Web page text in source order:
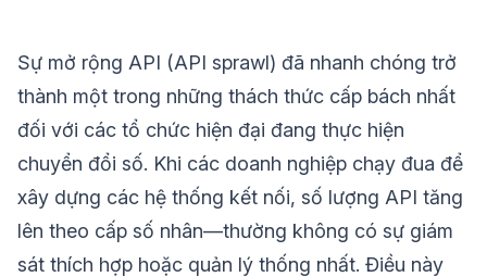
Sự mở rộng API (API sprawl) đã nhanh chóng trở
thành một trong những thách thức cấp bách nhất
đối với các tổ chức hiện đại đang thực hiện
chuyển đổi số. Khi các doanh nghiệp chạy đua để
xây dựng các hệ thống kết nối, số lượng API tăng
lên theo cấp số nhân—thường không có sự giám
sát thích hợp hoặc quản lý thống nhất. Điều này